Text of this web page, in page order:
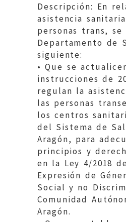
Descripción: En
asistencia
personas trans, se
Departamento de
siguiente:
• Que se
instrucciones de
regulan la
las personas
los centros
del Sistema de
Aragón, para
principios y
en la Ley 4/2018
Expresión de
Social y no
Comunidad
Aragón.